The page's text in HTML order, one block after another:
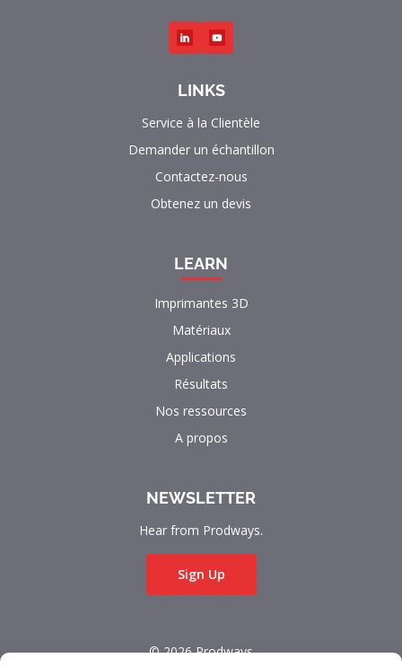
LINKS
Service à la Clientèle
Demander un échantillon
Contactez-nous
Obtenez un devis
LEARN
Imprimantes 3D
Matériaux
Applications
Résultats
Nos ressources
A propos
NEWSLETTER
Hear from Prodways.
Sign Up
© 2026 Prodways